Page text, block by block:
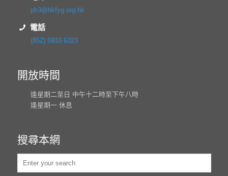
ph3@hkfyg.org.hk
電話
(852) 5933 6323
開放時間
逢星期二至日 中午十二時至下午八時
逢星期一 休息
搜尋本網